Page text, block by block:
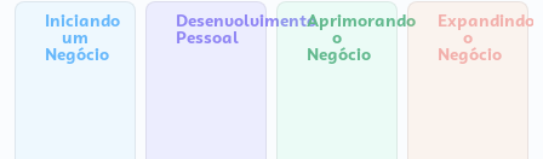
Iniciando
um
Negócio
Desenvolvimento
Pessoal
Aprimorando
o
Negócio
Expandindo
o
Negócio